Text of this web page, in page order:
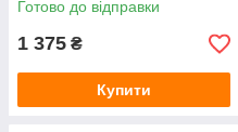
Готово до відправки
1 375 ₴
Купити